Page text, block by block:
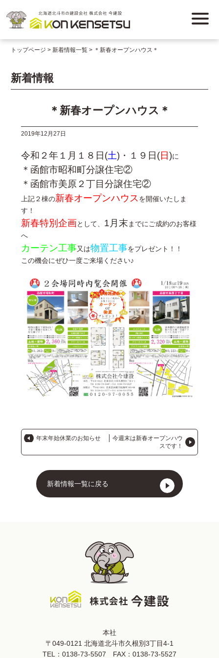
トップページ 新着情報一覧 ＊新春オープンハウス＊
新着情報
＊新春オープンハウス＊
2019年12月27日
令和２年１月１８日(土)・１９日(日)に
＊函館市昭和町分譲住宅②
＊函館市美原２丁目分譲住宅②
上記２棟の新春オープンハウス を開催いたしま
す！
新春特別企画として、 1月末 までにご成約のお客様
へ
カーテン工事又は物置工事をプレゼント！！
この機会にぜひ一度ご来場ください♪
年末年始休業のお知らせ
今週末は新春オープンハウ
スです！
新着情報一覧に戻る
本社
〒049-0121 北海道北斗市久根別3丁目4-1
TEL： 0138-73-5507 FAX：0138-73-5527